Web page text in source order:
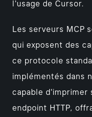
l'usage de Cursor.
Les serveurs MCP
qui exposent des
ce protocole
implémentés dans
capable d'imprimer
endpoint HTTP,